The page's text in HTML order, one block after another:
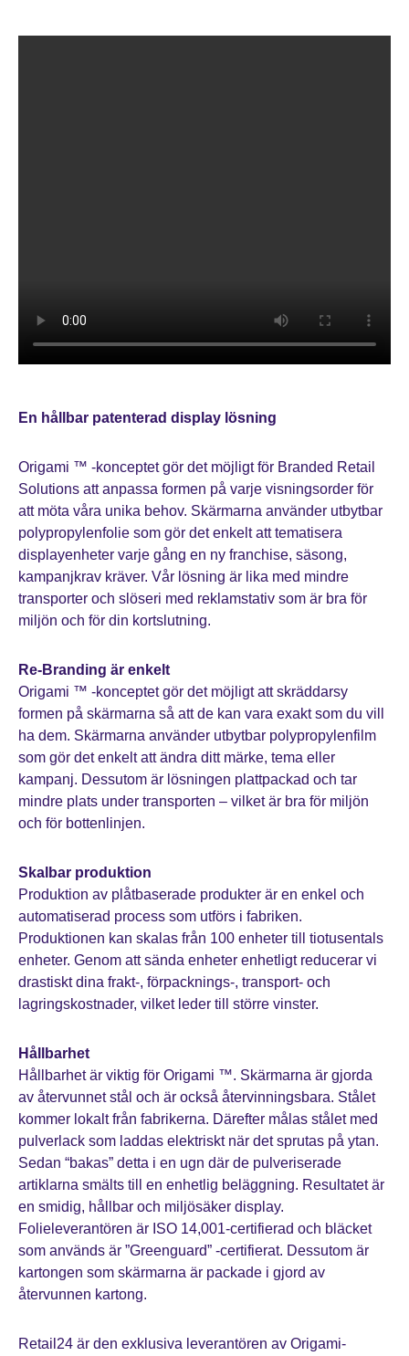
En hållbar patenterad display lösning
Origami ™ -konceptet gör det möjligt för Branded Retail
Solutions att anpassa formen på varje visningsorder för
att möta våra unika behov. Skärmarna använder utbytbar
polypropylenfolie som gör det enkelt att tematisera
displayenheter varje gång en ny franchise, säsong,
kampanjkrav kräver. Vår lösning är lika med mindre
transporter och slöseri med reklamstativ som är bra för
miljön och för din kortslutning.
Re-Branding är enkelt
Origami ™ -konceptet gör det möjligt att skräddarsy
formen på skärmarna så att de kan vara exakt som du vill
ha dem. Skärmarna använder utbytbar polypropylenfilm
som gör det enkelt att ändra ditt märke, tema eller
kampanj. Dessutom är lösningen plattpackad och tar
mindre plats under transporten – vilket är bra för miljön
och för bottenlinjen.
Skalbar produktion
Produktion av plåtbaserade produkter är en enkel och
automatiserad process som utförs i fabriken.
Produktionen kan skalas från 100 enheter till tiotusentals
enheter. Genom att sända enheter enhetligt reducerar vi
drastiskt dina frakt-, förpacknings-, transport- och
lagringskostnader, vilket leder till större vinster.
Hållbarhet
Hållbarhet är viktig för Origami ™. Skärmarna är gjorda
av återvunnet stål och är också återvinningsbara. Stålet
kommer lokalt från fabrikerna. Därefter målas stålet med
pulverlack som laddas elektriskt när det sprutas på ytan.
Sedan “bakas” detta i en ugn där de pulveriserade
artiklarna smälts till en enhetlig beläggning. Resultatet är
en smidig, hållbar och miljösäker display.
Folieleverantören är ISO 14,001-certifierad och bläcket
som används är ”Greenguard” -certifierat. Dessutom är
kartongen som skärmarna är packade i gjord av
återvunnen kartong.
Retail24 är den exklusiva leverantören av Origami-